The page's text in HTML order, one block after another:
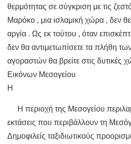
θερμότητας σε σύγκριση με τις
Μαρόκο , μια ισλαμική χώρα , δεν
αργία . Ως εκ τούτου , όταν
δεν θα αντιμετωπίσετε τα πλήθη
αγοραστών θα βρείτε στις δυτικές
Εικόνων Μεσογείου
Η
Η περιοχή της Μεσογείου
εκτάσεις που περιβάλλουν τη
Δημοφιλείς ταξιδιωτικούς